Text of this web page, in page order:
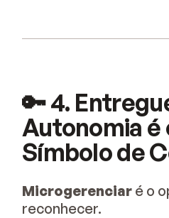
🔑 4.
Autonomia é
Símbolo de
Microgerenciar é o
reconhecer.